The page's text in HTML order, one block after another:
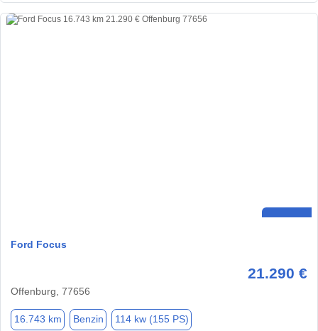
Ford Focus
21.290 €
Offenburg, 77656
16.743 km Benzin 114 kw (155 PS)